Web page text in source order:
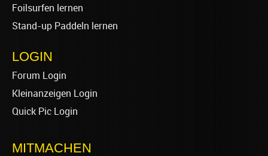
Foilsurfen lernen
Stand-up Paddeln lernen
LOGIN
Forum Login
Kleinanzeigen Login
Quick Pic Login
MITMACHEN